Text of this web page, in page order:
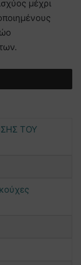
μέχρι
ΤΟΥ